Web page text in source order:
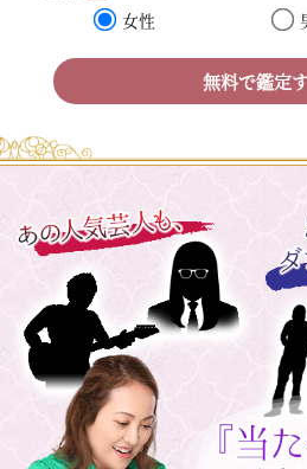
女性
無料で鑑定